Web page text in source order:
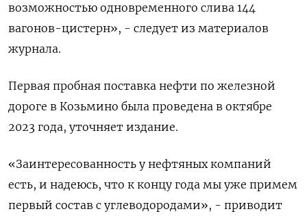
возможностью одновременного слива 144
вагонов-цистерн», - следует из материалов
журнала.
Первая пробная поставка нефти по железной
дороге в Козьмино была проведена в октябре
2023 года, уточняет издание.
«Заинтересованность у нефтяных компаний
есть, и надеюсь, что к концу года мы уже примем
первый состав с углеводородами», - приводит